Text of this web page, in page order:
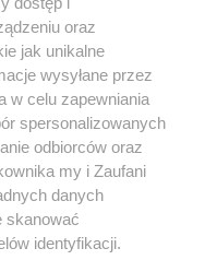
oraz
jak unikalne
wysyłane przez
w celu zapewniania
spersonalizowanych
odbiorców oraz
my i Zaufani
danych
skanować
identyfikacji.